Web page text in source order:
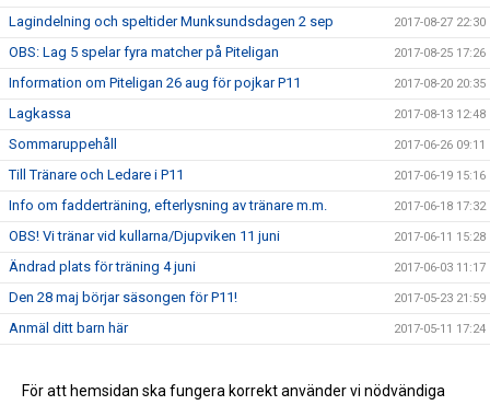
Lagindelning och speltider Munksundsdagen 2 sep 2017-08-27 22:30
OBS: Lag 5 spelar fyra matcher på Piteligan 2017-08-25 17:26
Information om Piteligan 26 aug för pojkar P11 2017-08-20 20:35
Lagkassa 2017-08-13 12:48
Sommaruppehåll 2017-06-26 09:11
Till Tränare och Ledare i P11 2017-06-19 15:16
Info om fadderträning, efterlysning av tränare m.m. 2017-06-18 17:32
OBS! Vi tränar vid kullarna/Djupviken 11 juni 2017-06-11 15:28
Ändrad plats för träning 4 juni 2017-06-03 11:17
Den 28 maj börjar säsongen för P11! 2017-05-23 21:59
Anmäl ditt barn här 2017-05-11 17:24
Välkomna till upptaktsträff för föräldrar till barn födda 2011 2017-04-24 12:31
För att hemsidan ska fungera korrekt använder vi nödvändiga